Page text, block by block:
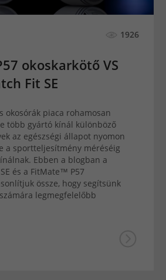
1926
okoskarkötő VS
Fit SE
okosórák piaca rohamosan
több gyártó kínál különböző
az egészségi állapot nyomon
a sportteljesítmény méréséig
Ebben a blogban a
és a FitMate™ P57
össze, hogy segítsünk
legmegfelelőbb